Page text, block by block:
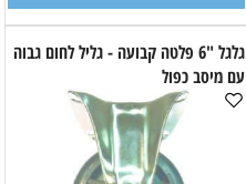
גלגל "6 פלטה קבועה - גליל לחום גבוה
עם מיסב כפול